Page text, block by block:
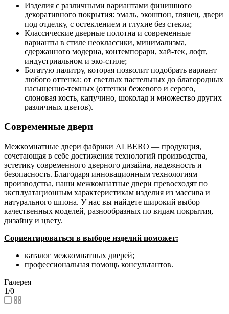
Изделия с различными вариантами финишного
декоративного покрытия: эмаль, экошпон, глянец, двери
под отделку, с остеклением и глухие без стекла;
Классические дверные полотна и современные
варианты в стиле неоклассики, минимализма,
сдержанного модерна, контемпорари, хай-тек, лофт,
индустриальном и эко-стиле;
Богатую палитру, которая позволит подобрать вариант
любого оттенка: от светлых пастельных до благородных
насыщенно-темных (оттенки бежевого и серого,
слоновая кость, капучино, шоколад и множество других
различных цветов).
Современные двери
Межкомнатные двери фабрики ALBERO — продукция,
сочетающая в себе достижения технологий производства,
эстетику современного дверного дизайна, надежность и
безопасность. Благодаря инновационным технологиям
производства, наши межкомнатные двери превосходят по
эксплуатационным характеристикам изделия из массива и
натурального шпона. У нас вы найдете широкий выбор
качественных моделей, разнообразных по видам покрытия,
дизайну и цвету.
Сориентироваться в выборе изделий поможет:
каталог межкомнатных дверей;
профессиональная помощь консультантов.
Галерея
1/0 —